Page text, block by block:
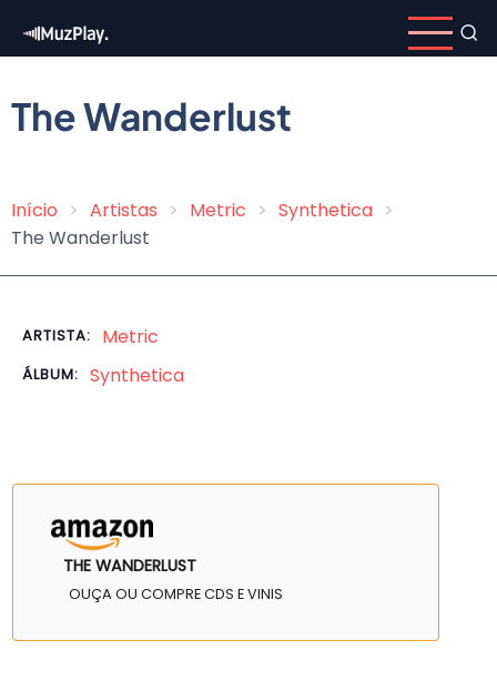
para
conteúdo
principal
The Wanderlust
Trilha
Início Artistas Metric
Synthetica
The Wanderlust
ARTISTA: Metric
ÁLBUM: Synthetica
THE WANDERLUST
OUÇA OU COMPRE CDS E VINIS